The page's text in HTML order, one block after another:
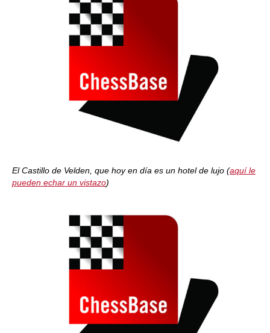
El Castillo de Velden, que hoy en día es un hotel de lujo (aquí le
pueden echar un vistazo)